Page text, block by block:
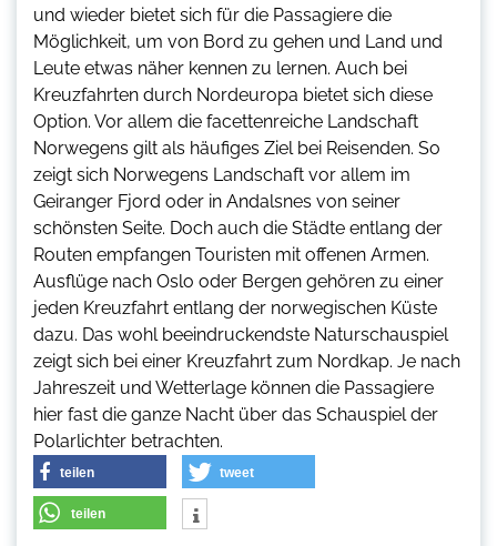
und wieder bietet sich für die Passagiere die
Möglichkeit, um von Bord zu gehen und Land und
Leute etwas näher kennen zu lernen. Auch bei
Kreuzfahrten durch Nordeuropa bietet sich diese
Option. Vor allem die facettenreiche Landschaft
Norwegens gilt als häufiges Ziel bei Reisenden. So
zeigt sich Norwegens Landschaft vor allem im
Geiranger Fjord oder in Andalsnes von seiner
schönsten Seite. Doch auch die Städte entlang der
Routen empfangen Touristen mit offenen Armen.
Ausflüge nach Oslo oder Bergen gehören zu einer
jeden Kreuzfahrt entlang der norwegischen Küste
dazu. Das wohl beeindruckendste Naturschauspiel
zeigt sich bei einer Kreuzfahrt zum Nordkap. Je nach
Jahreszeit und Wetterlage können die Passagiere
hier fast die ganze Nacht über das Schauspiel der
Polarlichter betrachten.
teilen tweet
teilen